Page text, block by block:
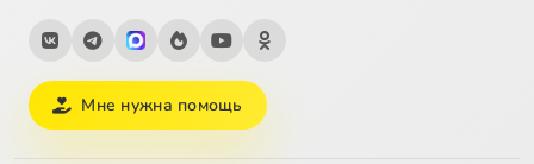
Мне нужна помощь